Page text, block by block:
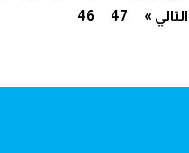
46
47 التالي »